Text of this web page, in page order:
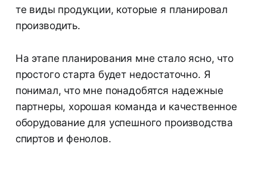
те виды продукции, которые я планировал
производить.
На этапе планирования мне стало ясно, что
простого старта будет недостаточно. Я
понимал, что мне понадобятся надежные
партнеры, хорошая команда и качественное
оборудование для успешного производства
спиртов и фенолов.